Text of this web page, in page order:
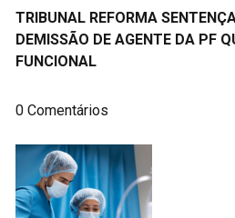
TRIBUNAL REFORMA
DEMISSÃO DE AGENTE DA PF
FUNCIONAL
0 Comentários